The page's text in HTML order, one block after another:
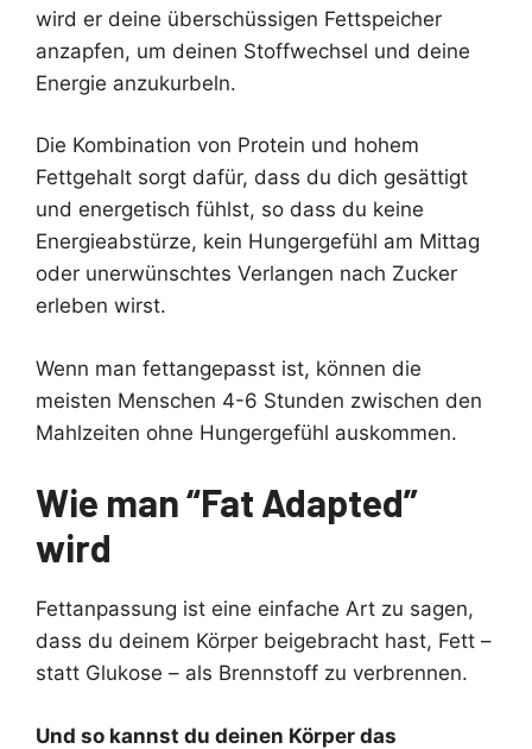
wird er deine überschüssigen Fettspeicher
anzapfen, um deinen Stoffwechsel und deine
Energie anzukurbeln.
Die Kombination von Protein und hohem
Fettgehalt sorgt dafür, dass du dich gesättigt
und energetisch fühlst, so dass du keine
Energieabstürze, kein Hungergefühl am Mittag
oder unerwünschtes Verlangen nach Zucker
erleben wirst.
Wenn man fettangepasst ist, können die
meisten Menschen 4-6 Stunden zwischen den
Mahlzeiten ohne Hungergefühl auskommen.
Wie man “Fat Adapted”
wird
Fettanpassung ist eine einfache Art zu sagen,
dass du deinem Körper beigebracht hast, Fett –
statt Glukose – als Brennstoff zu verbrennen.
Und so kannst du deinen Körper das